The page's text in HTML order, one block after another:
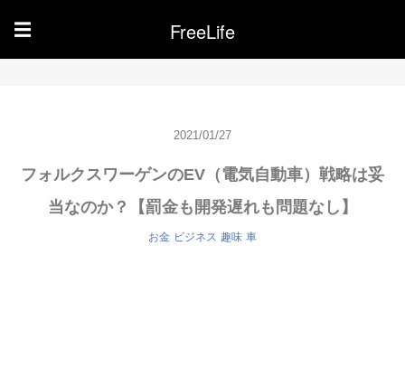
☰ FreeLife
2021/01/27
フォルクスワーゲンのEV（電気自動車）戦略は妥
当なのか？【罰金も開発遅れも問題なし】
お金 ビジネス 趣味 車